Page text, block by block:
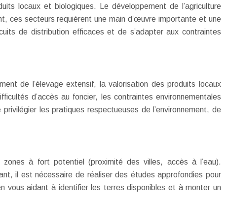
locaux et biologiques. Le développement de l’agriculture
ces secteurs requièrent une main d’œuvre importante et une
de distribution efficaces et de s’adapter aux contraintes
de l’élevage extensif, la valorisation des produits locaux
d’accès au foncier, les contraintes environnementales
les pratiques respectueuses de l’environnement, de
à fort potentiel (proximité des villes, accès à l’eau).
il est nécessaire de réaliser des études approfondies pour
vous aidant à identifier les terres disponibles et à monter un